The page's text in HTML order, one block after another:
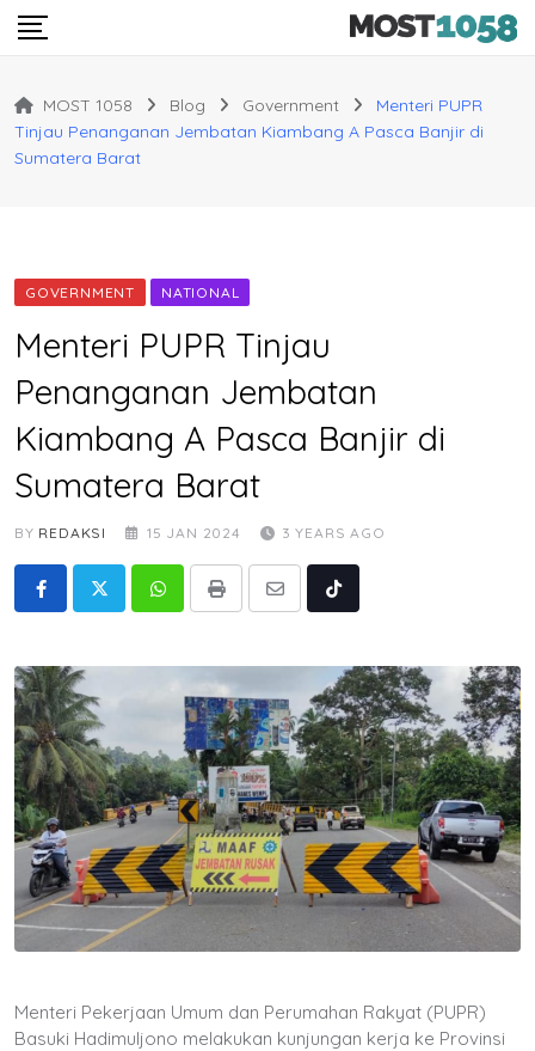
Skip
MOST 1058 Blog Government
Menteri PUPR
Tinjau Penanganan Jembatan Kiambang A Pasca Banjir di
Sumatera Barat
GOVERNMENT NATIONAL
Menteri PUPR Tinjau
Penanganan Jembatan
Kiambang A Pasca Banjir di
Sumatera Barat
BY REDAKSI 15 JAN 2024 3 YEARS AGO
WhatsappPrint
Share
Tiktok
Menteri Pekerjaan Umum dan Perumahan Rakyat (PUPR)
Basuki Hadimuljono melakukan kunjungan kerja ke Provinsi